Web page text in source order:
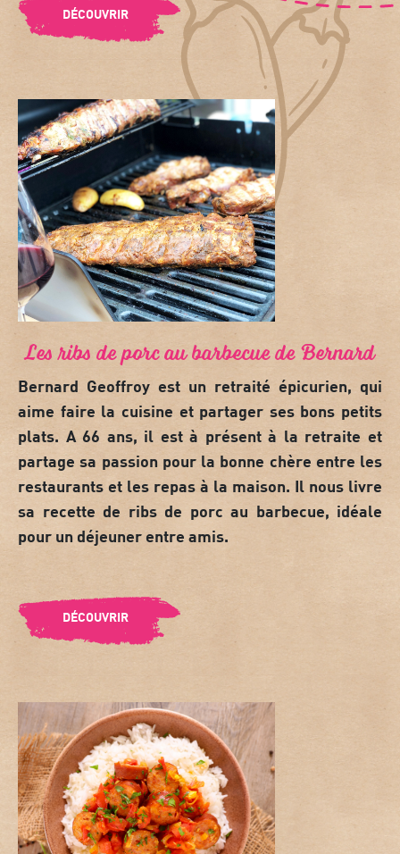
DÉCOUVRIR
Les ribs de porc au barbecue de Bernard
Bernard Geoffroy est un retraité épicurien, qui
aime faire la cuisine et partager ses bons petits
plats. A 66 ans, il est à présent à la retraite et
partage sa passion pour la bonne chère entre les
restaurants et les repas à la maison. Il nous livre
sa recette de ribs de porc au barbecue, idéale
pour un déjeuner entre amis.
DÉCOUVRIR